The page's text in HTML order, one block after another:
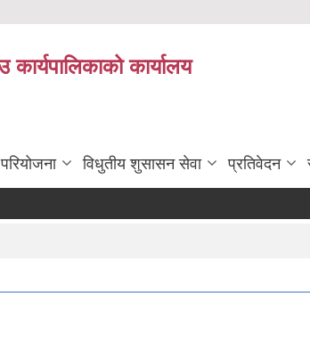
कार्यालय
विधुतीय शुसासन सेवा प्रतिवेदन